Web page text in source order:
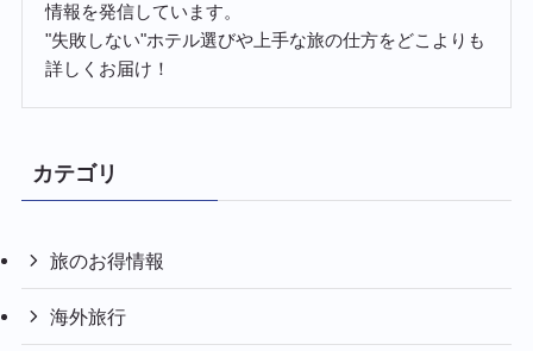
情報を発信しています。
"失敗しない"ホテル選びや上手な旅の仕方をどこよりも
詳しくお届け！
カテゴリ
旅のお得情報
海外旅行